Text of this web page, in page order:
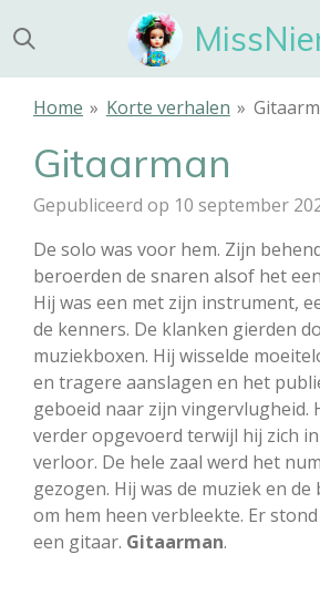
direct
naar
Home » Korte verhalen »
Gitaarman
Gepubliceerd op 10 september
De solo was voor hem. Zijn
beroerden de snaren alsof het
Hij was een met zijn instrument,
de kenners. De klanken gierden
muziekboxen. Hij wisselde
en tragere aanslagen en het
geboeid naar zijn vingervlugheid.
verder opgevoerd terwijl hij zich
verloor. De hele zaal werd het
gezogen. Hij was de muziek en de
om hem heen verbleekte. Er
een gitaar. Gitaarman.